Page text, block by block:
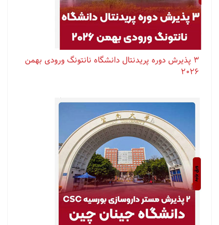
۳ پذیرش دوره پریدنتال دانشگاه نانتونگ ورودی بهمن
۲۰۲۶